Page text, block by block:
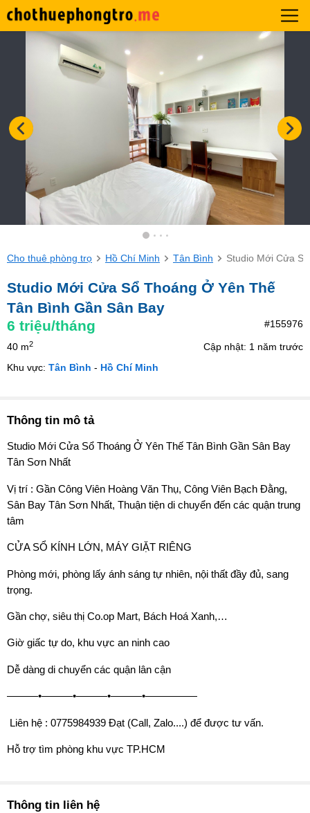
Cho thuê phòng trọ Hồ Chí Minh Tân Bình Studio Mới Cửa
Studio Mới Cửa Sổ Thoáng Ở Yên Thế
Tân Bình Gần Sân Bay
6 triệu/tháng #155976
40 m2
Cập nhật: 1 năm trước
Khu vực: Tân Bình - Hồ Chí Minh
Thông tin mô tả
Studio Mới Cửa Sổ Thoáng Ở Yên Thế Tân Bình Gần Sân Bay
Tân Sơn Nhất
Vị trí : Gần Công Viên Hoàng Văn Thụ, Công Viên Bạch Đằng,
Sân Bay Tân Sơn Nhất, Thuận tiện di chuyển đến các quận trung
tâm
CỬA SỔ KÍNH LỚN, MÁY GIẶT RIÊNG
Phòng mới, phòng lấy ánh sáng tự nhiên, nội thất đầy đủ, sang
trọng.
Gần chợ, siêu thị Co.op Mart, Bách Hoá Xanh,…
Giờ giấc tự do, khu vực an ninh cao
Dễ dàng di chuyển các quận lân cận
———•———•———•———•—————
️ Liên hệ : 0775984939 Đạt (Call, Zalo....) để được tư vấn.
Hỗ trợ tìm phòng khu vực TP.HCM
Thông tin liên hệ